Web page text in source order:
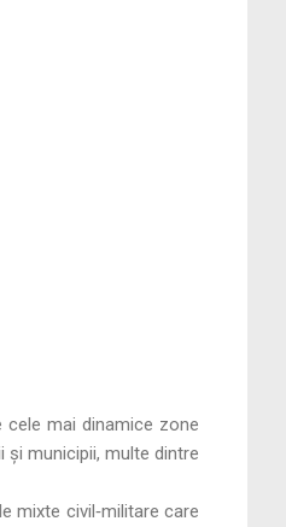
cele mai dinamice zone
și municipii, multe dintre
mixte civil‑militare care